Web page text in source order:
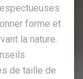
forme et
la nature.
de taille de